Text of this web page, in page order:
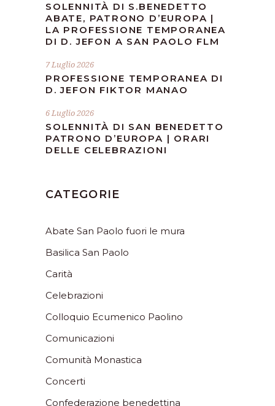
SOLENNITÀ DI S.BENEDETTO
ABATE, PATRONO D’EUROPA |
LA PROFESSIONE TEMPORANEA
DI D. JEFON A SAN PAOLO FLM
7 Luglio 2026
PROFESSIONE TEMPORANEA DI
D. JEFON FIKTOR MANAO
6 Luglio 2026
SOLENNITÀ DI SAN BENEDETTO
PATRONO D’EUROPA | ORARI
DELLE CELEBRAZIONI
CATEGORIE
Abate San Paolo fuori le mura
Basilica San Paolo
Carità
Celebrazioni
Colloquio Ecumenico Paolino
Comunicazioni
Comunità Monastica
Concerti
Confederazione benedettina